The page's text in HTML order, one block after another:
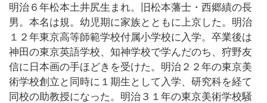
明治６年松本土井尻生まれ。旧松本藩士・西郷績の長
男。本名は規。幼児期に家族とともに上京した。明治
１２年東京高等師範学校付属小学校に入学。卒業後は
神田の東京英語学校、知神学校で学んだのち、狩野友
信に日本画の手ほどきを受けた。明治２２年の東京美
術学校創立と同時に１期生として入学、研究科を経て
同校の助教授になった。明治３１年の東京美術学校騒